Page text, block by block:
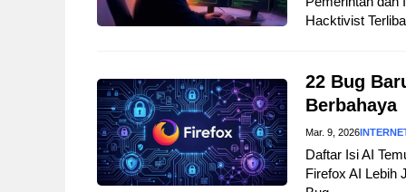
Hacktivist
22 Bug
Berbahaya
Mar. 9, 2026
Daftar Isi AI
Firefox AI Lebih